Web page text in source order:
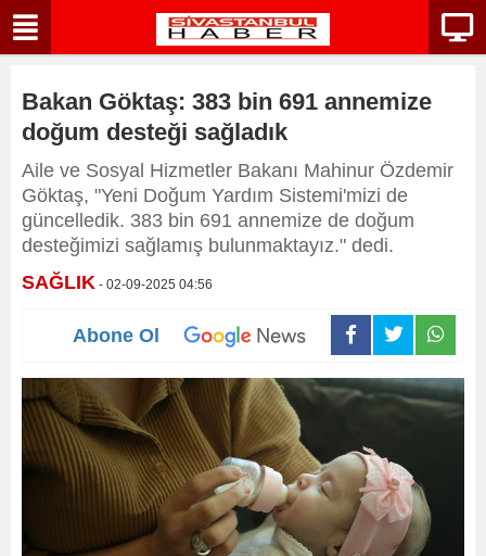
Bakan Göktaş: 383 bin 691 annemize
doğum desteği sağladık
Aile ve Sosyal Hizmetler Bakanı Mahinur Özdemir
Göktaş, "Yeni Doğum Yardım Sistemi'mizi de
güncelledik. 383 bin 691 annemize de doğum
desteğimizi sağlamış bulunmaktayız." dedi.
SAĞLIK - 02-09-2025 04:56
Abone Ol